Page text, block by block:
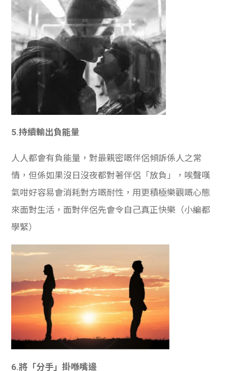
5.持續輸出負能量
人人都會有負能量，對最親密嘅伴侶傾訴係人之常
情，但係如果沒日沒夜都對著伴侶「放負」，唉聲嘆
氣咁好容易會消耗對方嘅耐性，用更積極樂觀嘅心態
來面對生活，面對伴侶先會令自己真正快樂（小編都
學緊）
6.將「分手」掛喺嘴邊